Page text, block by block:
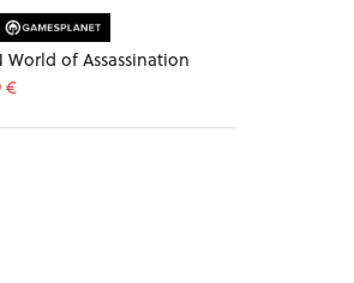
zugleich etwas Neues bieten:
Wissen über Spiele und die
sowie neue Seiten unserer
World of Assassination
€